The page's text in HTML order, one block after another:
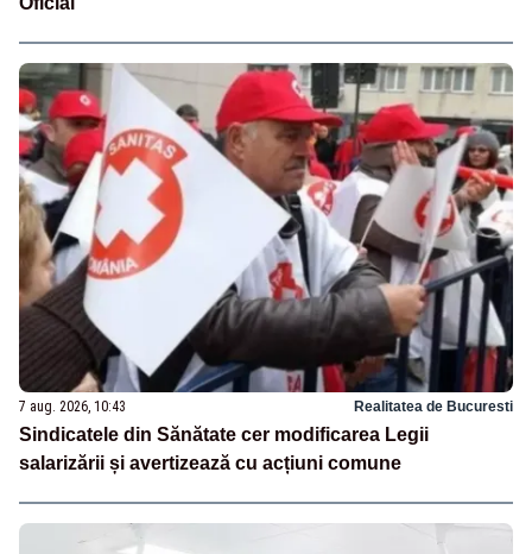
7 aug. 2026, 10:43 Realitatea de Bucuresti
Sindicatele din Sănătate cer modificarea Legii
salarizării și avertizează cu acțiuni comune